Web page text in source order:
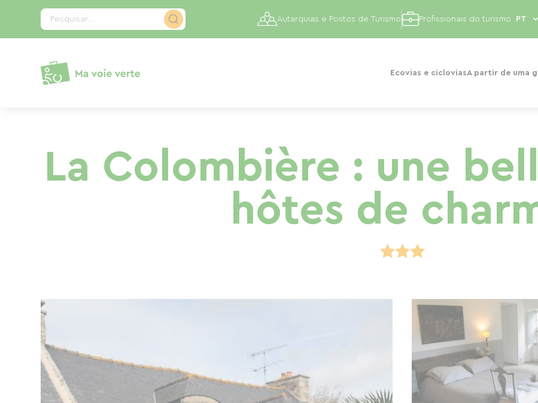
Pesquisar...
Ecovias e cicloviasA partir de uma
Autarquias e Postos de Turismo Profissionais do turismo
La Colombière : une
hôtes de
Painel de Gerenciamento de Cookies